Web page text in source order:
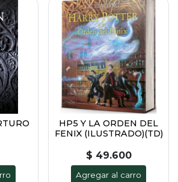
HP5 Y LA ORDEN DEL
FENIX (ILUSTRADO)(TD)
$ 49.600
Agregar al carro